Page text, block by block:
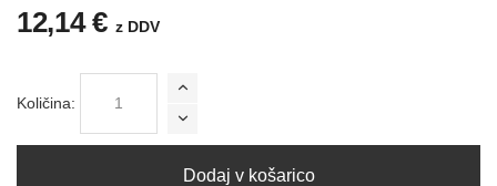
12,14 € z DDV
Količina:
Dodaj v košarico